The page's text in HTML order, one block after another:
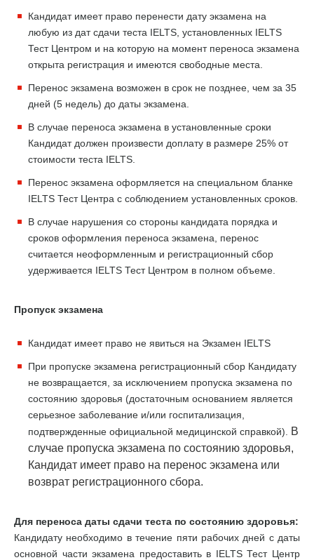
Кандидат имеет право перенести дату экзамена на
любую из дат сдачи теста IELTS, установленных IELTS
Тест Центром и на которую на момент переноса экзамена
открыта регистрация и имеются свободные места.
Перенос экзамена возможен в срок не позднее, чем за 35
дней (5 недель) до даты экзамена.
В случае переноса экзамена в установленные сроки
Кандидат должен произвести доплату в размере 25% от
стоимости теста IELTS.
Перенос экзамена оформляется на специальном бланке
IELTS Тест Центра с соблюдением установленных сроков.
В случае нарушения со стороны кандидата порядка и
сроков оформления переноса экзамена, перенос
считается неоформленным и регистрационный сбор
удерживается IELTS Тест Центром в полном объеме.
Пропуск экзамена
Кандидат имеет право не явиться на Экзамен IELTS
При пропуске экзамена регистрационный сбор Кандидату
не возвращается, за исключением пропуска экзамена по
состоянию здоровья (достаточным основанием является
серьезное заболевание и/или госпитализация,
подтвержденные официальной медицинской справкой).
В
случае пропуска экзамена по состоянию здоровья,
Кандидат имеет право на перенос экзамена или
возврат регистрационного сбора.
Для переноса даты сдачи теста по состоянию здоровья:
Кандидату необходимо в течение пяти рабочих дней с даты
основной части экзамена предоставить в IELTS Тест Центр